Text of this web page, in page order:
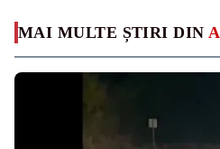
MAI MULTE ȘTIRI DIN